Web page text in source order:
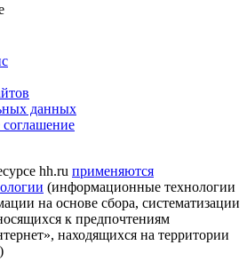
данных
соглашение
hh.ru применяются
(информационные технологии
на основе сбора, систематизации
к предпочтениям
находящихся на территории